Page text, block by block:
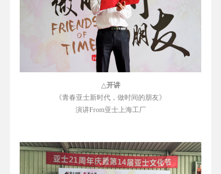
△开讲
《青春亚士新时代，做时间的朋友》
演讲From亚士上海工厂